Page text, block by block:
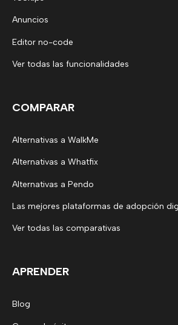
Anuncios
Editor no-code
Ver todas las funcionalidades
COMPARAR
Alternativas a WalkMe
Alternativas a Whatfix
Alternativas a Pendo
Las mejores plataformas de adopción
Ver todas las comparativas
APRENDER
Blog